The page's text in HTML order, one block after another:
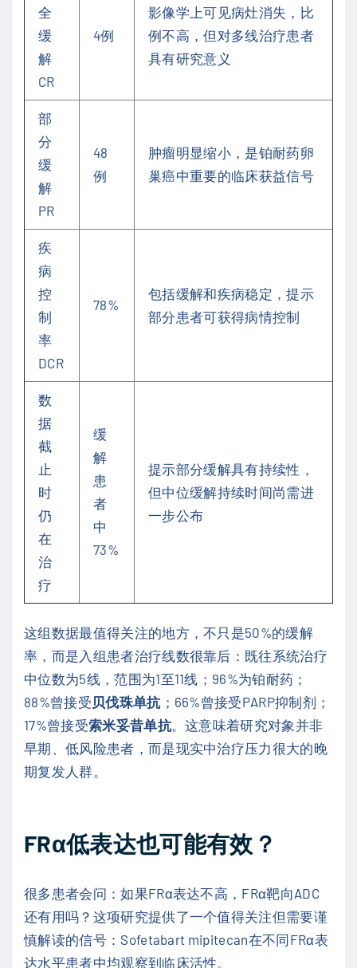
全
缓
解
CR
4例
影像学上可见病灶消失，比
例不高，但对多线治疗患者
具有研究意义
部
分
缓
解
PR
48
例
肿瘤明显缩小，是铂耐药卵
巢癌中重要的临床获益信号
疾
病
控
制
率
DCR
78%
包括缓解和疾病稳定，提示
部分患者可获得病情控制
数
据
截
止
时
仍
在
治
疗
缓
解
患
者
中
73%
提示部分缓解具有持续性，
但中位缓解持续时间尚需进
一步公布
这组数据最值得关注的地方，不只是50%的缓解
率，而是入组患者治疗线数很靠后：既往系统治疗
中位数为5线，范围为1至11线；96%为铂耐药；
88%曾接受 贝伐珠单抗 ；66%曾接受PARP抑制剂；
17%曾接受索米妥昔单抗。这意味着研究对象并非
早期、低风险患者，而是现实中治疗压力很大的晚
期复发人群。
FRα低表达也可能有效？
很多患者会问：如果FRα表达不高，FRα靶向ADC
还有用吗？这项研究提供了一个值得关注但需要谨
慎解读的信号：Sofetabart mipitecan在不同FRα表
达水平患者中均观察到临床活性。